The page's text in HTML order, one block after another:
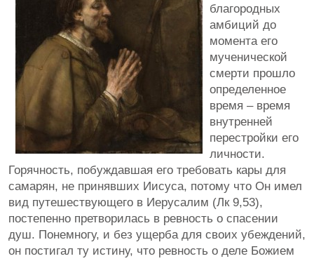
благородных
амбиций до
момента его
мученической
смерти прошло
определенное
время – время
внутренней
перестройки его
личности.
Горячность, побуждавшая его требовать кары для
самарян, не принявших Иисуса, потому что Он имел
вид путешествующего в Иерусалим (Лк 9,53),
постепенно претворилась в ревность о спасении
душ. Понемногу, и без ущерба для своих убеждений,
он постигал ту истину, что ревность о деле Божием